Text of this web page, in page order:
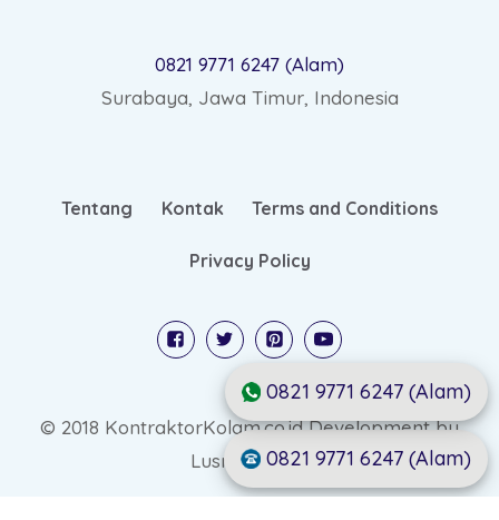
0821 9771 6247 (Alam)
Surabaya, Jawa Timur, Indonesia
0821 9771 6247 (Alam)
0821 9771 6247 (Alam)
Tentang Kontak Terms and Conditions
Privacy Policy
© 2018 KontraktorKolam.co.id Development by
Lusmo Digital